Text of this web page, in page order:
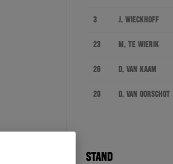
3 J. Wieckhoff
23 M. te Wierik
26 D. van Kaam
20 D. van Oorschot
STAND